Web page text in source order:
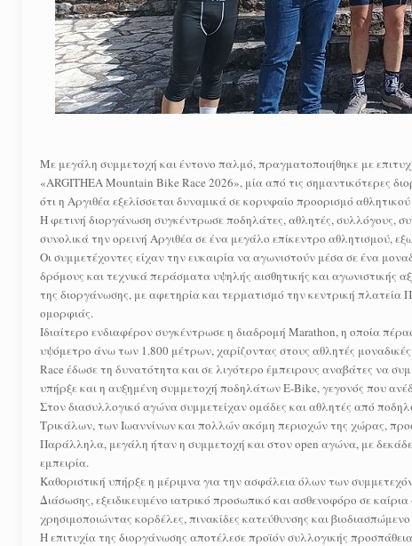
Με μεγάλη συμμετοχή και έντονο παλμό, πραγματοποιήθηκε με
«ARGITHEA Mountain Bike Race 2026», μία από τις σημαντικότερες
ότι η Αργιθέα εξελίσσεται δυναμικά σε κορυφαίο προορισμό
Η φετινή διοργάνωση συγκέντρωσε ποδηλάτες, αθλητές, συλλόγους,
συνολικά την ορεινή Αργιθέα σε ένα μεγάλο επίκεντρο αθλητισμού,
Οι συμμετέχοντες είχαν την ευκαιρία να αγωνιστούν μέσα σε ένα
δρόμους και τεχνικά περάσματα υψηλής αισθητικής και αγωνιστικής
της διοργάνωσης, με αφετηρία και τερματισμό την κεντρική πλατεία
ομορφιάς.
Ιδιαίτερο ενδιαφέρον συγκέντρωσε η διαδρομή Marathon, η οποία
υψόμετρο άνω των 1.800 μέτρων, χαρίζοντας στους αθλητές
Race έδωσε τη δυνατότητα και σε λιγότερο έμπειρους αναβάτες να
υπήρξε και η αυξημένη συμμετοχή ποδηλάτων E-Bike, γεγονός που
Στον διασυλλογικό αγώνα συμμετείχαν ομάδες και αθλητές από
Τρικάλων, των Ιωαννίνων και πολλών ακόμη περιοχών της χώρας,
Παράλληλα, μεγάλη ήταν η συμμετοχή και στον open αγώνα, με
εμπειρία.
Καθοριστική υπήρξε η μέριμνα για την ασφάλεια όλων των
Διάσωσης, εξειδικευμένο ιατρικό προσωπικό και ασθενοφόρο σε
χρησιμοποιώντας κορδέλες, πινακίδες κατεύθυνσης και
Η επιτυχία της διοργάνωσης αποτέλεσε προϊόν συλλογικής